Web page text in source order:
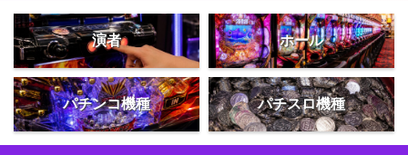
演者 ホール
パチンコ機種 パチスロ機種